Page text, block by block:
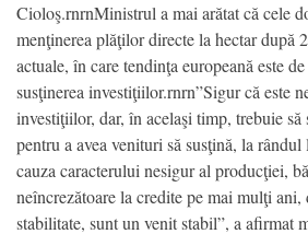
Cioloş.rnrnMinistrul a mai arătat că cele
menţinerea plăţilor directe la hectar după
actuale, în care tendinţa europeană este
susţinerea investiţiilor.rnrn”Sigur că este
investiţiilor, dar, în acelaşi timp, trebuie
pentru a avea venituri să susţină, la
cauza caracterului nesigur al producţiei,
neîncrezătoare la credite pe mai mulţi
stabilitate, sunt un venit stabil”, a